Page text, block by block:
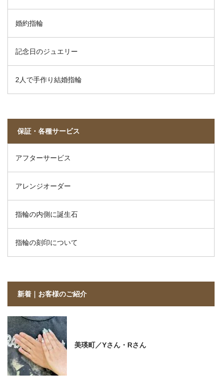
婚約指輪
記念日のジュエリー
2人で手作り結婚指輪
保証・各種サービス
アフターサービス
アレンジオーダー
指輪の内側に誕生石
指輪の刻印について
新着｜お客様のご紹介
美瑛町／Yさん・Rさん